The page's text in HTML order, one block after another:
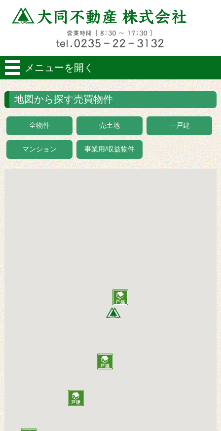
メニューを開く
地図から探す売買物件
全物件 売土地 一戸建
マンション 事業用/収益物件